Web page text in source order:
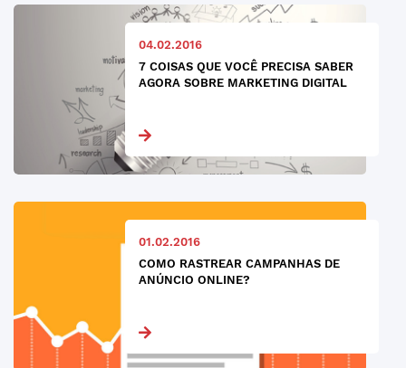
04.02.2016
7 COISAS QUE VOCÊ PRECISA SABER
AGORA SOBRE MARKETING DIGITAL
01.02.2016
COMO RASTREAR CAMPANHAS DE
ANÚNCIO ONLINE?